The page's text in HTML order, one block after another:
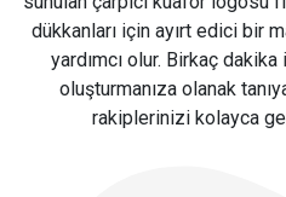
dükkanları için ayırt edici bir
yardımcı olur. Birkaç
oluşturmanıza olanak
rakiplerinizi kolayca